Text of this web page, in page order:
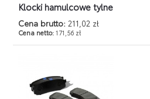
Klocki hamulcowe tylne
Cena brutto: 211,02 zł
Cena netto:171,56 zł